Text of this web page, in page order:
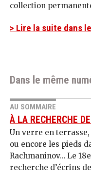
collection
> Lire la suite dans
Dans le même
AU SOMMAIRE
À LA RECHERCHE
Un verre en
ou encore les pieds
Rachmaninov… Le
recherche d’écrins